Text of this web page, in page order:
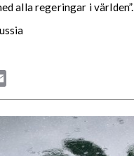
alla regeringar i världen”.